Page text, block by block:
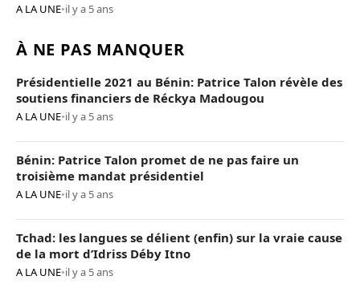
A LA UNE•il y a 5 ans
À NE PAS MANQUER
Présidentielle 2021 au Bénin: Patrice Talon révèle des
soutiens financiers de Réckya Madougou
A LA UNE•il y a 5 ans
Bénin: Patrice Talon promet de ne pas faire un
troisième mandat présidentiel
A LA UNE•il y a 5 ans
Tchad: les langues se délient (enfin) sur la vraie cause
de la mort d’Idriss Déby Itno
A LA UNE•il y a 5 ans